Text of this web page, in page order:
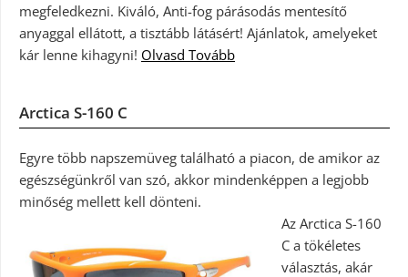
megfeledkezni. Kiváló, Anti-fog párásodás mentesítő
anyaggal ellátott, a tisztább látásért! Ajánlatok, amelyeket
kár lenne kihagyni! Olvasd Tovább
Arctica S-160 C
Egyre több napszemüveg található a piacon, de amikor az
egészségünkről van szó, akkor mindenképpen a legjobb
minőség mellett kell dönteni.
Az Arctica S-160
C a tökéletes
választás, akár